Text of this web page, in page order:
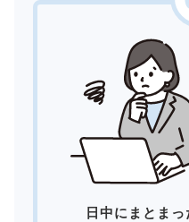
日中にまとまっ